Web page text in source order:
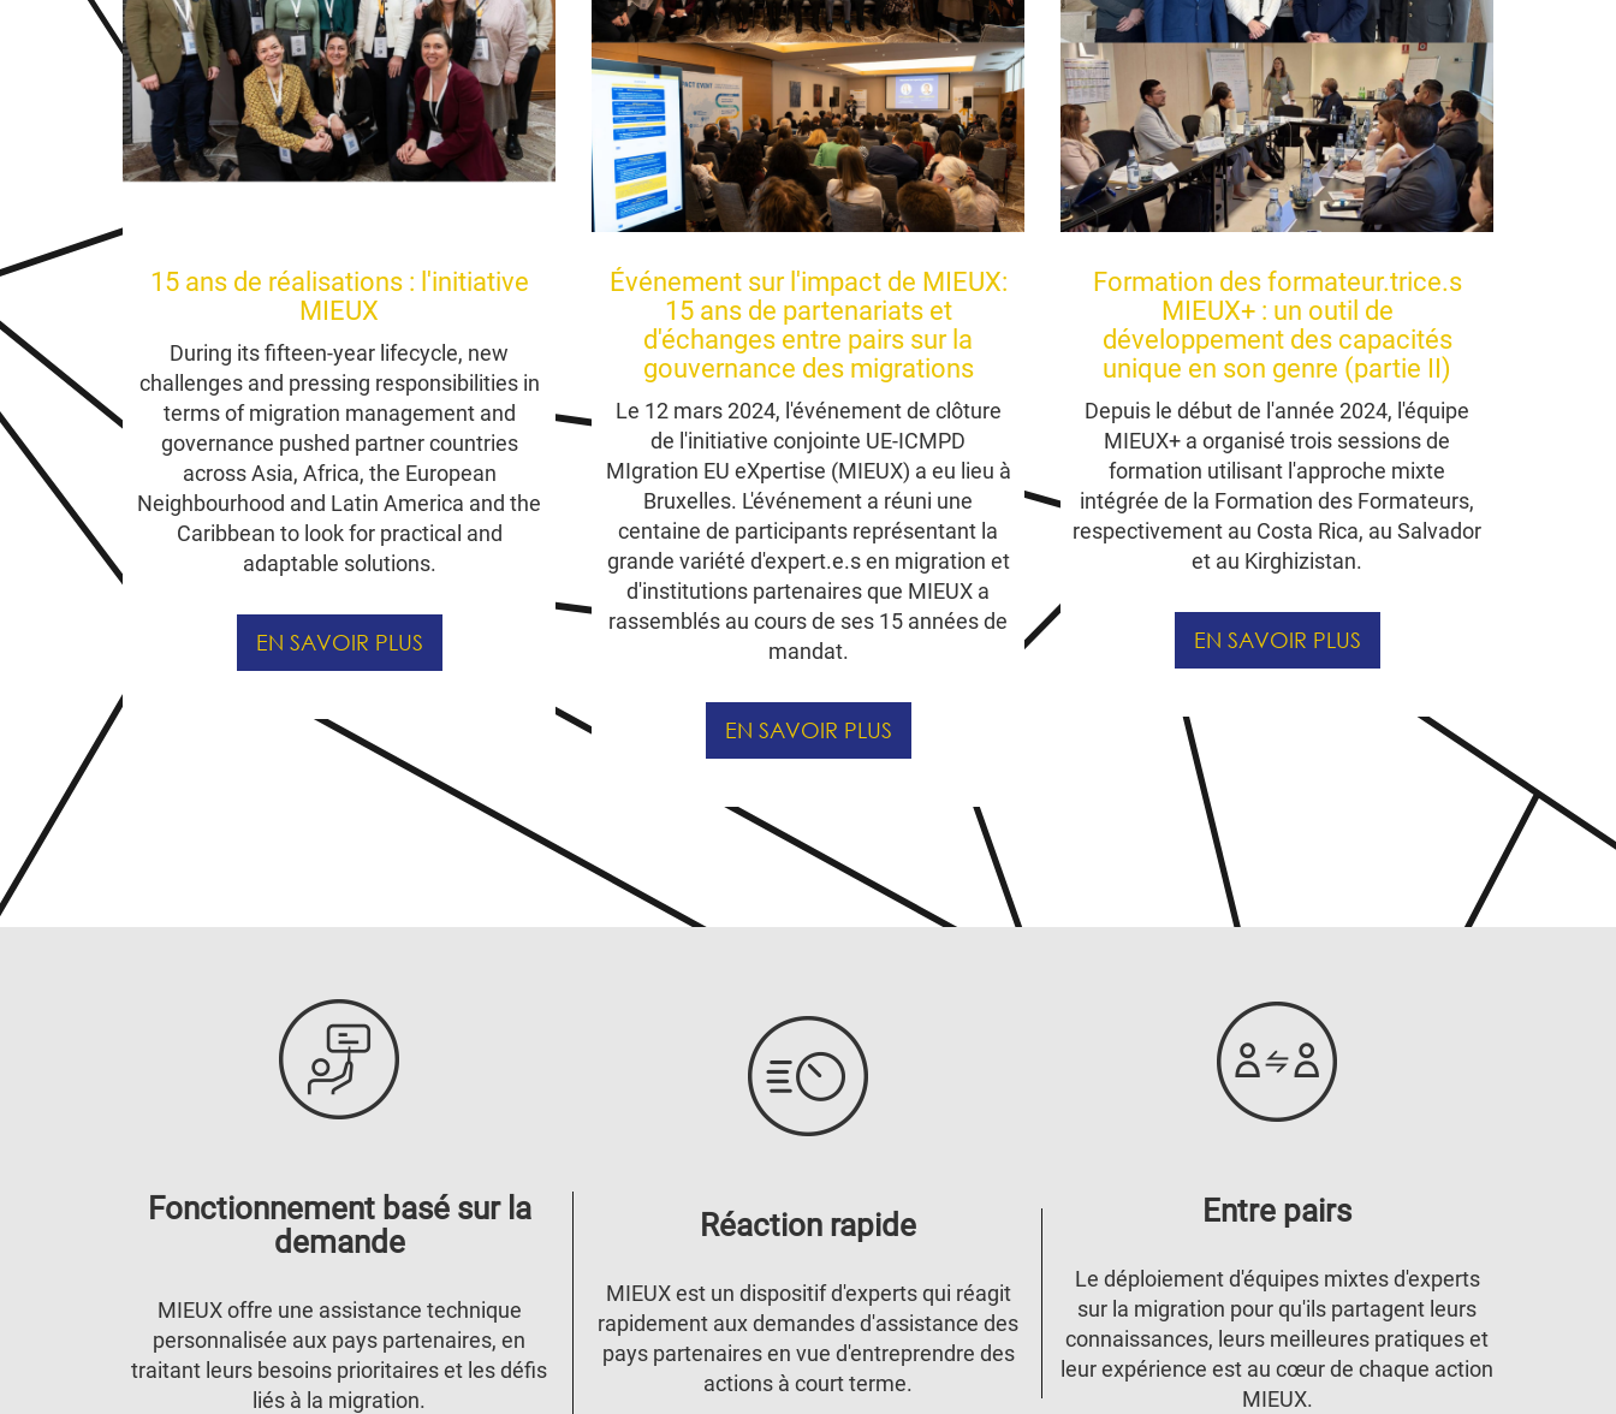
15 ans de réalisations : l'initiative
MIEUX
During its fifteen-year lifecycle, new
challenges and pressing responsibilities in
terms of migration management and
governance pushed partner countries
across Asia, Africa, the European
Neighbourhood and Latin America and the
Caribbean to look for practical and
adaptable solutions.
EN SAVOIR PLUS
Événement sur l'impact de MIEUX:
15 ans de partenariats et
d'échanges entre pairs sur la
gouvernance des migrations
Le 12 mars 2024, l'événement de clôture
de l'initiative conjointe UE-ICMPD
MIgration EU eXpertise (MIEUX) a eu lieu à
Bruxelles. L'événement a réuni une
centaine de participants représentant la
grande variété d'expert.e.s en migration et
d'institutions partenaires que MIEUX a
rassemblés au cours de ses 15 années de
mandat.
EN SAVOIR PLUS
Formation des formateur.trice.s
MIEUX+ : un outil de
développement des capacités
unique en son genre (partie II)
Depuis le début de l'année 2024, l'équipe
MIEUX+ a organisé trois sessions de
formation utilisant l'approche mixte
intégrée de la Formation des Formateurs,
respectivement au Costa Rica, au Salvador
et au Kirghizistan.
EN SAVOIR PLUS
Fonctionnement basé sur la
demande
MIEUX offre une assistance technique
personnalisée aux pays partenaires, en
traitant leurs besoins prioritaires et les défis
liés à la migration.
Réaction rapide
MIEUX est un dispositif d'experts qui réagit
rapidement aux demandes d'assistance des
pays partenaires en vue d'entreprendre des
actions à court terme.
Entre pairs
Le déploiement d'équipes mixtes d'experts
sur la migration pour qu'ils partagent leurs
connaissances, leurs meilleures pratiques et
leur expérience est au cœur de chaque action
MIEUX.